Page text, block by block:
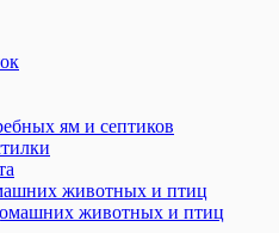
ям и септиков
животных и птиц
животных и птиц